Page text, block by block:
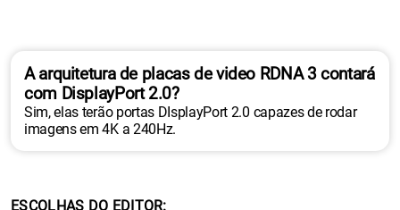
A arquitetura de placas de video RDNA 3 contará
com DisplayPort 2.0?
Sim, elas terão portas DIsplayPort 2.0 capazes de rodar
imagens em 4K a 240Hz.
ESCOLHAS DO EDITOR